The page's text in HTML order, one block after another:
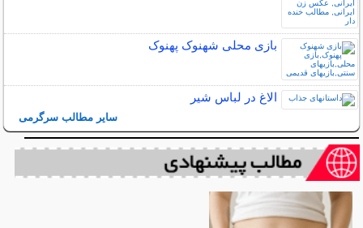
بازی محلی شهنوک پهنوک
الاغ در لباس شیر
سایر مطالب سرگرمی